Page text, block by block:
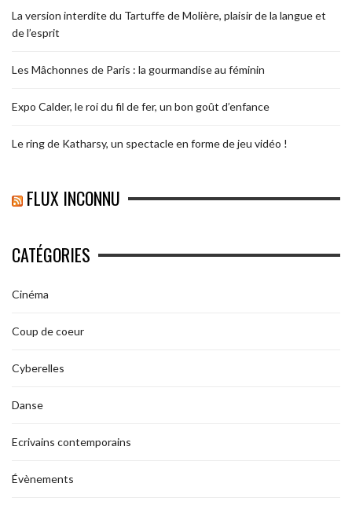
La version interdite du Tartuffe de Molière, plaisir de la langue et
de l’esprit
Les Mâchonnes de Paris : la gourmandise au féminin
Expo Calder, le roi du fil de fer, un bon goût d’enfance
Le ring de Katharsy, un spectacle en forme de jeu vidéo !
FLUX INCONNU
CATÉGORIES
Cinéma
Coup de coeur
Cyberelles
Danse
Ecrivains contemporains
Évènements